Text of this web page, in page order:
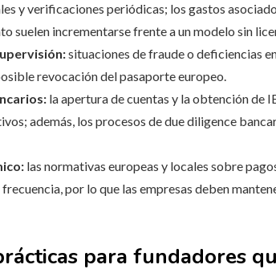
y verificaciones periódicas; los gastos
suelen incrementarse frente a un modelo sin
situaciones de fraude o deficiencias
revocación del pasaporte europeo.
la apertura de cuentas y la obtención de
además, los procesos de due diligence
las normativas europeas y locales sobre
por lo que las empresas deben
para fundadores